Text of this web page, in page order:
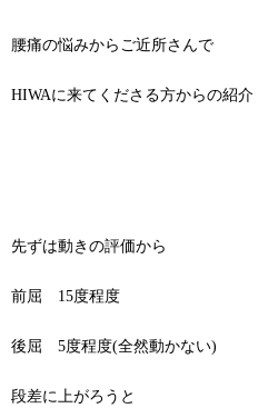
腰痛の悩みからご近所さんで
HIWAに来てくださる方からの紹介
先ずは動きの評価から
前屈 15度程度
後屈 5度程度(全然動かない)
段差に上がろうと